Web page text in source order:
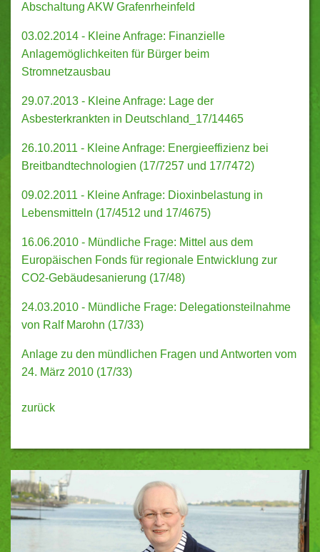
Abschaltung AKW Grafenrheinfeld
03.02.2014 - Kleine Anfrage: Finanzielle
Anlagemöglichkeiten für Bürger beim
Stromnetzausbau
29.07.2013 - Kleine Anfrage: Lage der
Asbesterkrankten in Deutschland_17/14465
26.10.2011 - Kleine Anfrage: Energieeffizienz bei
Breitbandtechnologien (17/7257 und 17/7472)
09.02.2011 - Kleine Anfrage: Dioxinbelastung in
Lebensmitteln (17/4512 und 17/4675)
16.06.2010 - Mündliche Frage: Mittel aus dem
Europäischen Fonds für regionale Entwicklung zur
CO2-Gebäudesanierung (17/48)
24.03.2010 - Mündliche Frage: Delegationsteilnahme
von Ralf Marohn (17/33)
Anlage zu den mündlichen Fragen und Antworten vom
24. März 2010 (17/33)
zurück